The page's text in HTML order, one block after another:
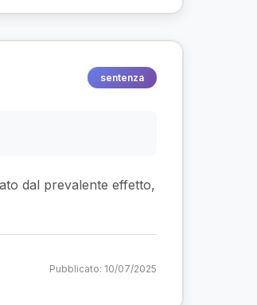
sentenza
dal prevalente effetto,
Pubblicato: 10/07/2025